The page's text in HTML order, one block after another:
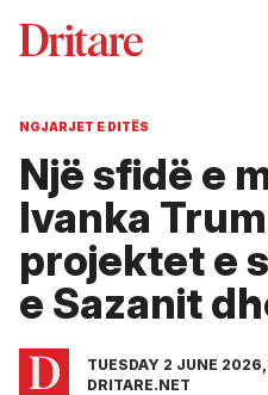
NGJARJET E DITËS
Një sfidë e
Ivanka
projektet e
e Sazanit
TUESDAY 2 JUNE
DRITARE.NET